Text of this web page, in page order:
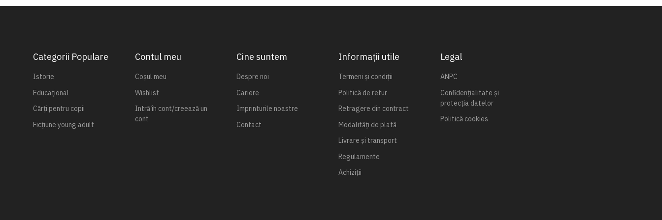
Categorii Populare
Istorie
Educațional
Cărți pentru copii
Ficțiune young adult
Contul meu
Coșul meu
Wishlist
Intră în cont/creează un
cont
Cine suntem
Despre noi
Cariere
Imprinturile noastre
Contact
Informații utile
Termeni și condiții
Politică de retur
Retragere din contract
Modalități de plată
Livrare și transport
Regulamente
Achiziții
Legal
ANPC
Confidențialitate și
protecția datelor
Politică cookies